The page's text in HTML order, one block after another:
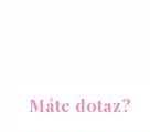
Máte dotaz?